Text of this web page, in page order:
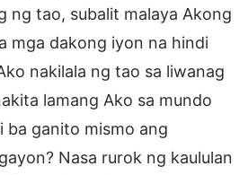
ng tao, subalit malaya Akong
mga dakong iyon na hindi
nakilala ng tao sa liwanag
lamang Ako sa mundo
ba ganito mismo ang
Nasa rurok ng kaululan